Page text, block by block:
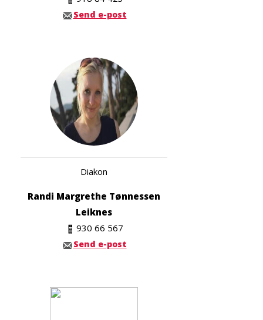
Send e-post
Diakon
Randi Margrethe Tønnessen
Leiknes
930 66 567
Send e-post